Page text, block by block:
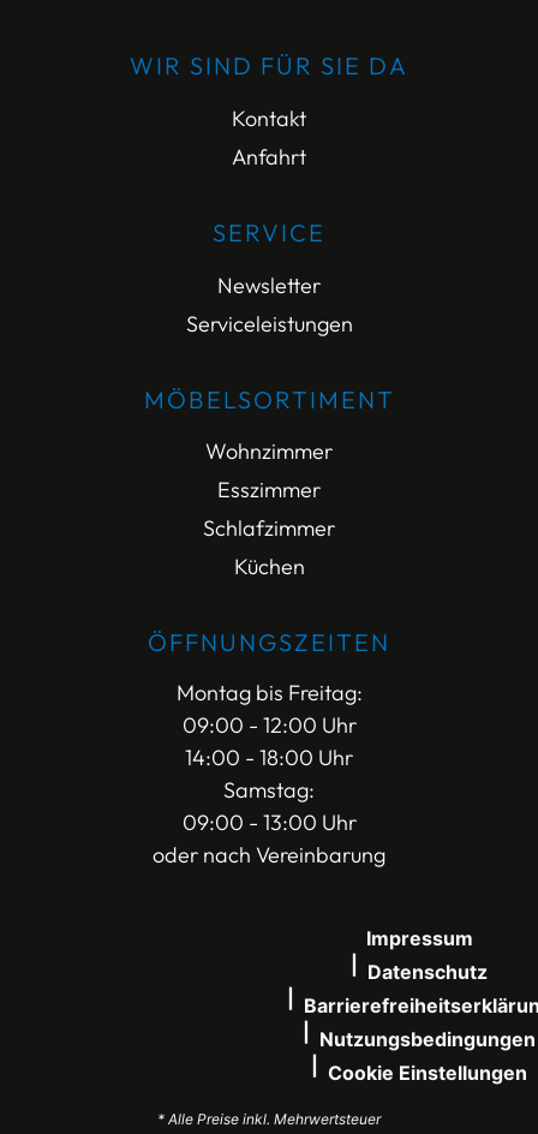
WIR SIND FÜR SIE DA
Kontakt
Anfahrt
SERVICE
Newsletter
Serviceleistungen
MÖBELSORTIMENT
Wohnzimmer
Esszimmer
Schlafzimmer
Küchen
ÖFFNUNGSZEITEN
Montag bis Freitag:
09:00 - 12:00 Uhr
14:00 - 18:00 Uhr
Samstag:
09:00 - 13:00 Uhr
oder nach Vereinbarung
Impressum
Datenschutz
Nutzungsbedingungen
Cookie Einstellungen
* Alle Preise inkl. Mehrwertsteuer